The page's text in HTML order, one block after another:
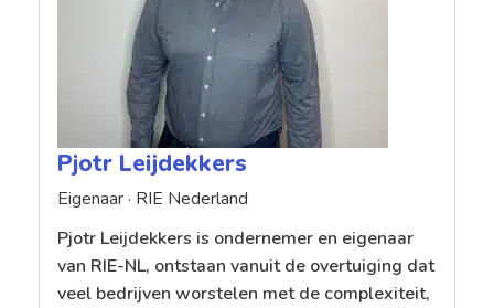
Pjotr Leijdekkers
Eigenaar · RIE Nederland
Pjotr Leijdekkers is ondernemer en eigenaar
van RIE-NL, ontstaan vanuit de overtuiging dat
veel bedrijven worstelen met de complexiteit,